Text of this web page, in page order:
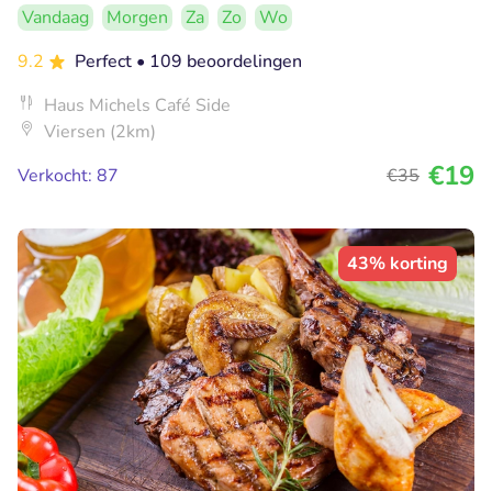
Vandaag Morgen Za Zo
Wo
9.2
Perfect • 109 beoordelingen
Haus Michels Café Side
Viersen (2km)
Verkocht: 87
€35 €19
43% korting